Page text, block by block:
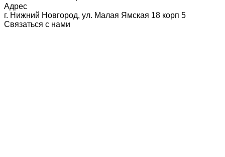
Адрес
г. Нижний Новгород, ул. Малая Ямская 18 корп 5
Связаться с нами